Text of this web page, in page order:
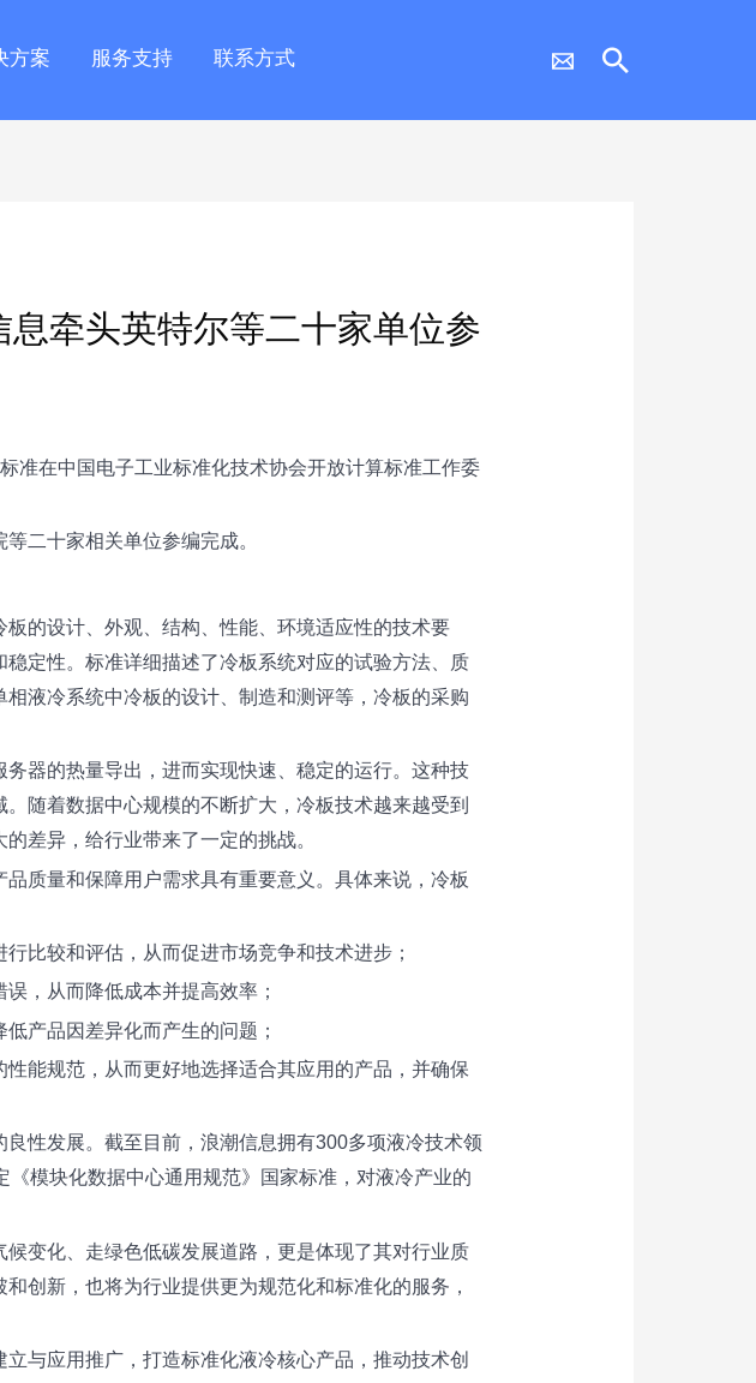
方案 服务支持 联系方式
牵头英特尔等二十家单位参
准在中国电子工业标准化技术协会开放计算标准工作委
等二十家相关单位参编完成。
的设计、外观、结构、性能、环境适应性的技术要
定性。标准详细描述了冷板系统对应的试验方法、质
液冷系统中冷板的设计、制造和测评等，冷板的采购
器的热量导出，进而实现快速、稳定的运行。这种技
随着数据中心规模的不断扩大，冷板技术越来越受到
差异，给行业带来了一定的挑战。
质量和保障用户需求具有重要意义。具体来说，冷板
比较和评估，从而促进市场竞争和技术进步；
，从而降低成本并提高效率；
产品因差异化而产生的问题；
能规范，从而更好地选择适合其应用的产品，并确保
性发展。截至目前，浪潮信息拥有300多项液冷技术领
模块化数据中心通用规范》国家标准，对液冷产业的
变化、走绿色低碳发展道路，更是体现了其对行业质
创新，也将为行业提供更为规范化和标准化的服务，
与应用推广，打造标准化液冷核心产品，推动技术创